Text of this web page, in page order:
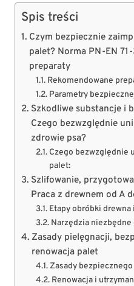
Spis treści
Czym bezpiecznie
palet? Norma PN-EN
preparaty
Rekomendowane
Parametry
Szkodliwe substancje i
Czego bezwzględnie
zdrowie psa?
Czego bezwzględnie
palet:
Szlifowanie,
Praca z drewnem od A
Etapy obróbki
Narzędzia niezbędne
Zasady pielęgnacji,
renowacja palet
Zasady
Renowacja i